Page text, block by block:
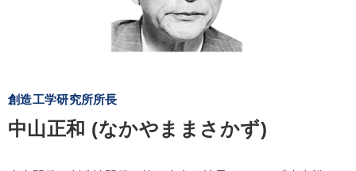
創造工学研究所所長
中山正和 (なかやままさかず)